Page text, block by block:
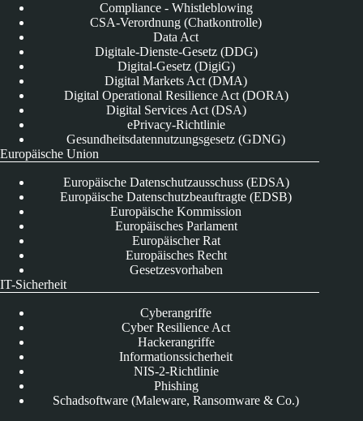
Compliance - Whistleblowing
CSA-Verordnung (Chatkontrolle)
Data Act
Digitale-Dienste-Gesetz (DDG)
Digital-Gesetz (DigiG)
Digital Markets Act (DMA)
Digital Operational Resilience Act (DORA)
Digital Services Act (DSA)
ePrivacy-Richtlinie
Gesundheitsdatennutzungsgesetz (GDNG)
Europäische Union
Europäische Datenschutzausschuss (EDSA)
Europäische Datenschutzbeauftragte (EDSB)
Europäische Kommission
Europäisches Parlament
Europäischer Rat
Europäisches Recht
Gesetzesvorhaben
IT-Sicherheit
Cyberangriffe
Cyber Resilience Act
Hackerangriffe
Informationssicherheit
NIS-2-Richtlinie
Phishing
Schadsoftware (Maleware, Ransomware & Co.)